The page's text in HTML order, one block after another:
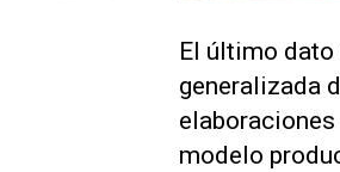
El último
generalizada
modelo